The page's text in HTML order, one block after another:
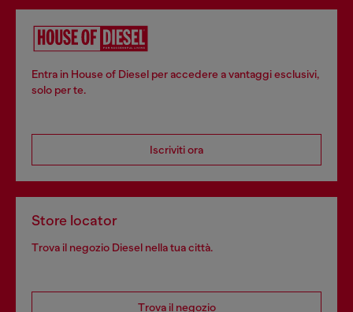
Entra in House of Diesel per accedere a vantaggi esclusivi,
solo per te.
Iscriviti ora
Store locator
Trova il negozio Diesel nella tua città.
Trova il negozio